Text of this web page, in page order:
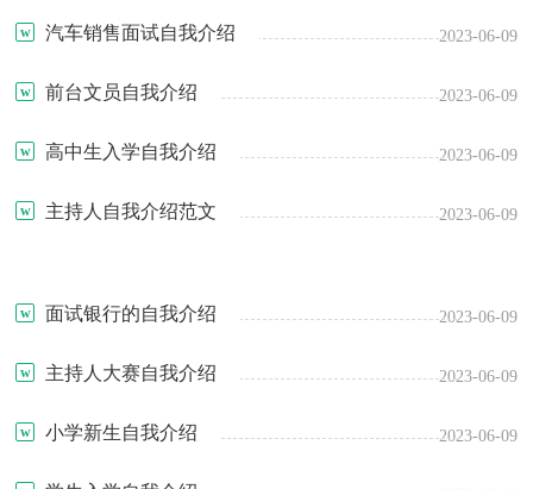
汽车销售面试自我介绍 2023-06-09
前台文员自我介绍 2023-06-09
高中生入学自我介绍 2023-06-09
主持人自我介绍范文 2023-06-09
面试银行的自我介绍 2023-06-09
主持人大赛自我介绍 2023-06-09
小学新生自我介绍 2023-06-09